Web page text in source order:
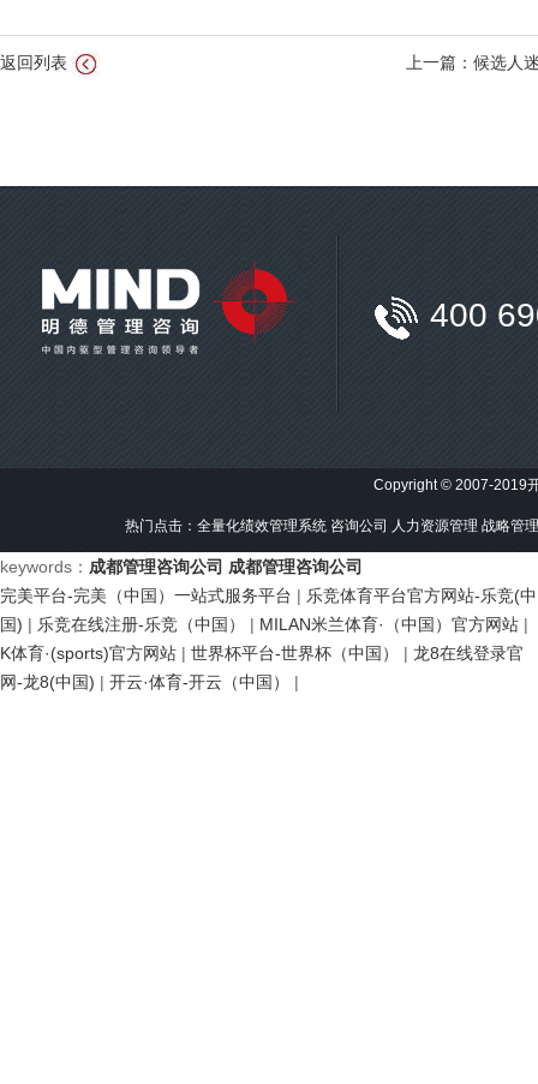
返回列表 上一篇：候选人
400
Copyright © 2007-2019
热门点击： 全量化绩效管理系统 咨询公司 人力资源管理 战略管理
keywords： 成都管理咨询公司 成都管理咨询公司
完美平台-完美（中国）一站式服务平台 | 乐竞体育平台官方网站-乐竞(中
国) | 乐竞在线注册-乐竞（中国） | MILAN米兰体育·（中国）官方网站 |
K体育·(sports)官方网站 | 世界杯平台-世界杯（中国） | 龙8在线登录官
网-龙8(中国) | 开云·体育-开云（中国） |